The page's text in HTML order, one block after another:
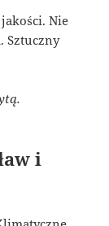
Nie
Sztuczny
i